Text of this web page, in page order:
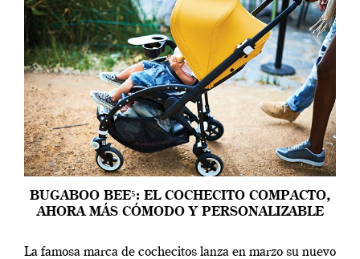
BUGABOO BEE⁵: EL COCHECITO COMPACTO,
AHORA MÁS CÓMODO Y PERSONALIZABLE
La famosa marca de cochecitos lanza en marzo su nuevo